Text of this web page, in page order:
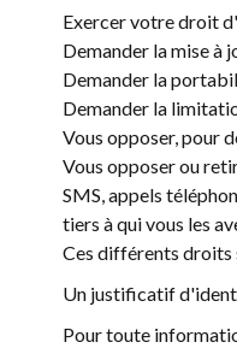
Exercer votre droit
Demander la mise à
Demander la
Demander la
Vous opposer, pour
Vous opposer ou
SMS, appels
tiers à qui vous les
Ces différents droits
Un justificatif
Pour toute